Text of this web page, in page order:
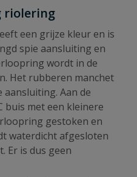
riolering
een grijze kleur en is
spie aansluiting en
wordt in de
Het rubberen manchet
Aan de
buis met een kleinere
gestoken en
waterdicht afgesloten
Er is dus geen